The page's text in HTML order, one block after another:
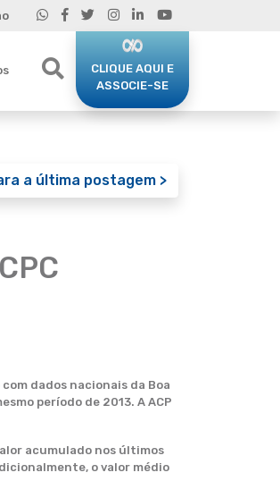
CLIQUE AQUI E
ASSOCIE-SE
a última postagem >
dados nacionais da Boa
período de 2013. A ACP
acumulado nos últimos
o valor médio